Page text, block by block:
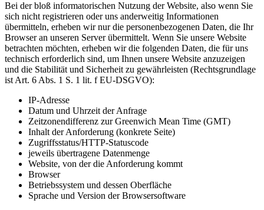
Bei der bloß informatorischen Nutzung der Website, also wenn Sie
sich nicht registrieren oder uns anderweitig Informationen
übermitteln, erheben wir nur die personenbezogenen Daten, die Ihr
Browser an unseren Server übermittelt. Wenn Sie unsere Website
betrachten möchten, erheben wir die folgenden Daten, die für uns
technisch erforderlich sind, um Ihnen unsere Website anzuzeigen
und die Stabilität und Sicherheit zu gewährleisten (Rechtsgrundlage
ist Art. 6 Abs. 1 S. 1 lit. f EU-DSGVO):
IP-Adresse
Datum und Uhrzeit der Anfrage
Zeitzonendifferenz zur Greenwich Mean Time (GMT)
Inhalt der Anforderung (konkrete Seite)
Zugriffsstatus/HTTP-Statuscode
jeweils übertragene Datenmenge
Website, von der die Anforderung kommt
Browser
Betriebssystem und dessen Oberfläche
Sprache und Version der Browsersoftware